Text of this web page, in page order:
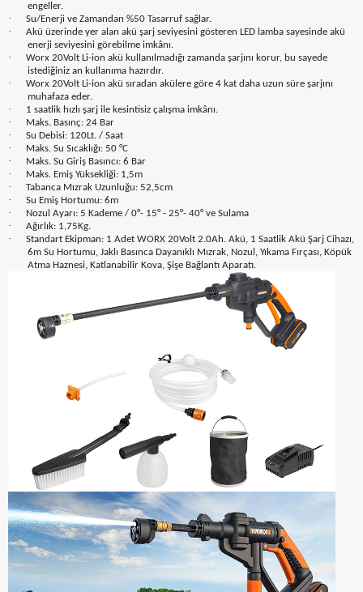
engeller.
· Su/Enerji ve Zamandan %50 Tasarruf sağlar.
·
Akü üzerinde yer alan akü şarj seviyesini gösteren LED lamba sayesinde akü
enerji seviyesini görebilme imkânı.
·
Worx 20Volt Li-ion akü kullanılmadığı zamanda şarjını korur, bu sayede
istediğiniz an kullanıma hazırdır.
·
Worx 20Volt Li-ion akü sıradan akülere göre 4 kat daha uzun süre şarjını
muhafaza eder.
· 1 saatlik hızlı şarj ile kesintisiz çalışma imkânı.
· Maks. Basınç: 24 Bar
· Su Debisi: 120Lt. / Saat
· Maks. Su Sıcaklığı: 50 °C
· Maks. Su Giriş Basıncı: 6 Bar
· Maks. Emiş Yüksekliği: 1,5m
· Tabanca Mızrak Uzunluğu: 52,5cm
· Su Emiş Hortumu: 6m
· Nozul Ayarı: 5 Kademe / 0°- 15° - 25°- 40° ve Sulama
· Ağırlık: 1,75Kg.
·
Standart Ekipman: 1 Adet WORX 20Volt 2.0Ah. Akü, 1 Saatlik Akü Şarj Cihazı,
6m Su Hortumu, Jaklı Basınca Dayanıklı Mızrak, Nozul, Yıkama Fırçası, Köpük
Atma Haznesi, Katlanabilir Kova, Şişe Bağlantı Aparatı.